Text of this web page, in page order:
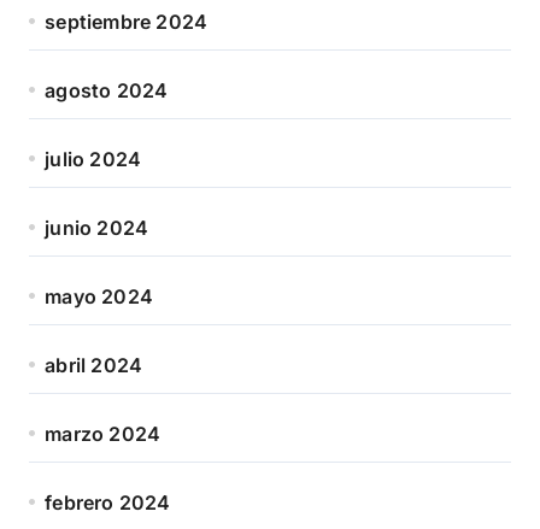
septiembre 2024
agosto 2024
julio 2024
junio 2024
mayo 2024
abril 2024
marzo 2024
febrero 2024